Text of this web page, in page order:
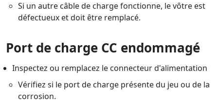
Si un autre câble de charge fonctionne, le vôtre est
défectueux et doit être remplacé.
Port de charge CC endommagé
Inspectez ou remplacez le connecteur d'alimentation
Vérifiez si le port de charge présente du jeu ou de la
corrosion.